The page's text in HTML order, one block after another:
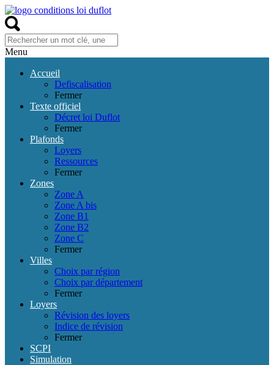
Menu
Accueil
Defiscalisation
Fermer
Texte officiel
Décret loi Duflot
Fermer
Plafonds
Loyers
Ressources
Fermer
Zones
Zone A
Zone A bis
Zone B1
Zone B2
Zone C
Fermer
Villes
Choix par région
Choix par département
Fermer
Loyers
Révision des loyers
Indice de révision
Fermer
SCPI
Simulation